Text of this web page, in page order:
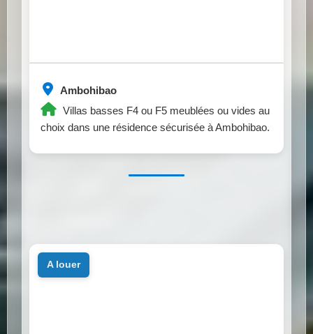
Ambohibao
Villas basses F4 ou F5 meublées ou vides au
choix dans une résidence sécurisée à Ambohibao.
a louer